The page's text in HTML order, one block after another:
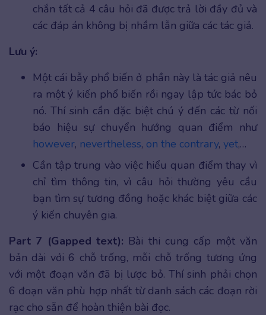
chắn tất cả 4 câu hỏi đã được trả lời đầy đủ và
các đáp án không bị nhầm lẫn giữa các tác giả.
Lưu ý:
Một cái bẫy phổ biến ở phần này là tác giả nêu
ra một ý kiến phổ biến rồi ngay lập tức bác bỏ
nó. Thí sinh cần đặc biệt chú ý đến các từ nối
báo hiệu sự chuyển hướng quan điểm như
however, nevertheless, on the contrary, yet,…
Cần tập trung vào việc hiểu quan điểm thay vì
chỉ tìm thông tin, vì câu hỏi thường yêu cầu
bạn tìm sự tương đồng hoặc khác biệt giữa các
ý kiến chuyên gia.
Part 7 (Gapped text): Bài thi cung cấp một văn
bản dài với 6 chỗ trống, mỗi chỗ trống tương ứng
với một đoạn văn đã bị lược bỏ. Thí sinh phải chọn
6 đoạn văn phù hợp nhất từ danh sách các đoạn rời
rạc cho sẵn để hoàn thiện bài đọc.